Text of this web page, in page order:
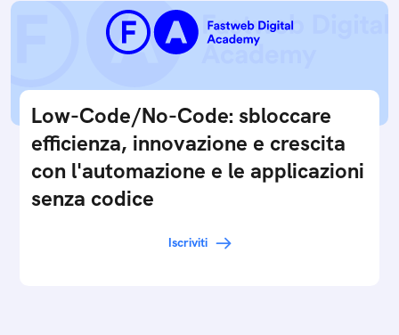
Low-Code/No-Code: sbloccare
efficienza, innovazione e crescita
con l'automazione e le applicazioni
senza codice
Iscriviti